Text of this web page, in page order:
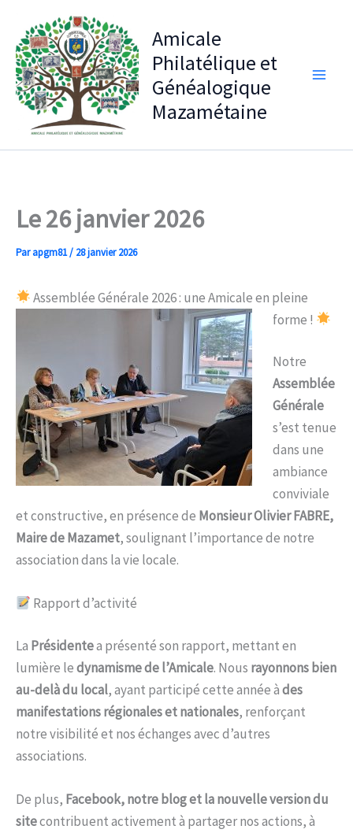
contenu
Amicale
Philatélique et
Généalogique
Mazamétaine
Le 26 janvier 2026
Parapgm81/ 28 janvier 2026
Assemblée Générale 2026 : une Amicale en pleine
forme !
Notre
Assemblée
Générale
s’est tenue
dans une
ambiance
conviviale
et constructive, en présence de Monsieur Olivier FABRE,
Maire de Mazamet, soulignant l’importance de notre
association dans la vie locale.
Rapport d’activité
La Présidentea présenté son rapport, mettant en
lumière ledynamisme de l’Amicale. Nous rayonnons bien
au-delà du local, ayant participé cette année àdes
manifestations régionales et nationales, renforçant
notre visibilité et nos échanges avec d’autres
associations.
De plus, Facebook, notre blog et la nouvelle version du
sitecontribuent activement à partager nos actions, à